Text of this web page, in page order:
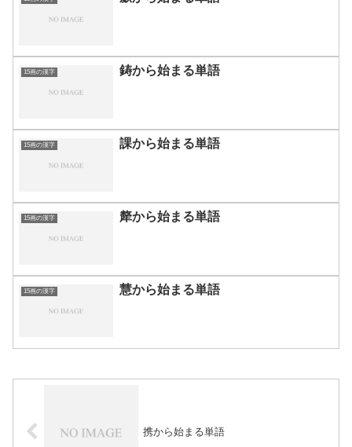
15画の漢字 鋳から始まる単語
15画の漢字 課から始まる単語
15画の漢字 犛から始まる単語
15画の漢字 慧から始まる単語
携から始まる単語